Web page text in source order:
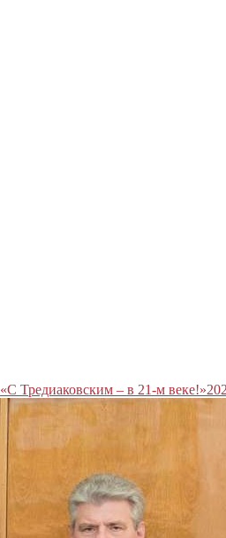
«С Тредиаковским – в 21-м